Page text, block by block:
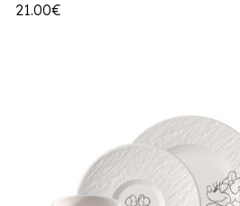
21.00€